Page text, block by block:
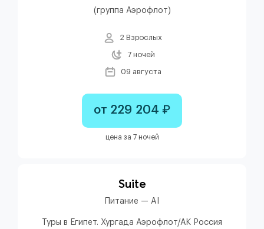
(группа Аэрофлот)
2 Взрослых
7 ночей
09 августа
от 229 204 ₽
цена за 7 ночей
Suite
Питание — AI
Туры в Египет. Хургада Аэрофлот/АК Россия